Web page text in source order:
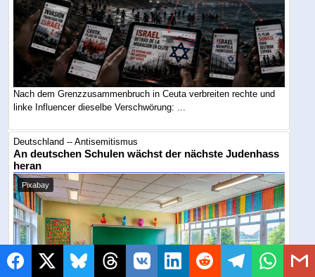
Nach dem Grenzzusammenbruch in Ceuta verbreiten rechte und
linke Influencer dieselbe Verschwörung: ...
Deutschland -- Antisemitismus
An deutschen Schulen wächst der nächste Judenhass
heran
Pixabay